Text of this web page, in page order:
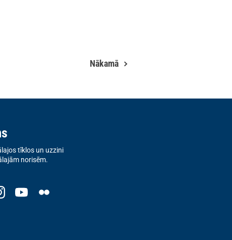
Nākamā
tīklos un uzzini
norisēm.